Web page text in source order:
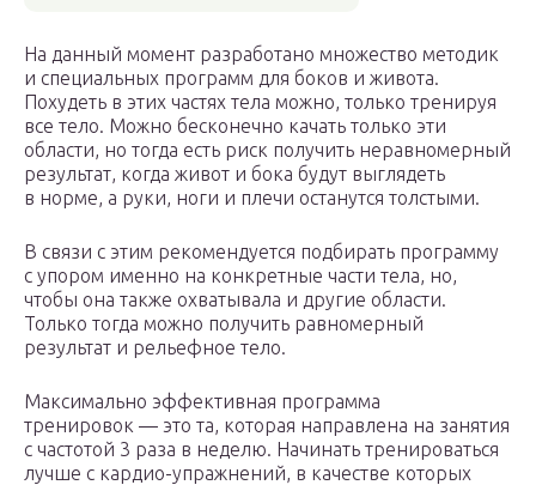
На данный момент разработано множество методик
и специальных программ для боков и живота.
Похудеть в этих частях тела можно, только тренируя
все тело. Можно бесконечно качать только эти
области, но тогда есть риск получить неравномерный
результат, когда живот и бока будут выглядеть
в норме, а руки, ноги и плечи останутся толстыми.
В связи с этим рекомендуется подбирать программу
с упором именно на конкретные части тела, но,
чтобы она также охватывала и другие области.
Только тогда можно получить равномерный
результат и рельефное тело.
Максимально эффективная программа
тренировок — это та, которая направлена на занятия
с частотой 3 раза в неделю. Начинать тренироваться
лучше с кардио-упражнений, в качестве которых